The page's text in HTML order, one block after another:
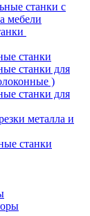
станки с
мебели
станки
станки для
)
станки для
металла и
станки